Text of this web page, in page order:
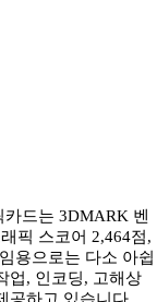
드는 3DMARK 벤
픽 스코어 2,464점,
용으로는 다소 아쉽
업, 인코딩, 고해상